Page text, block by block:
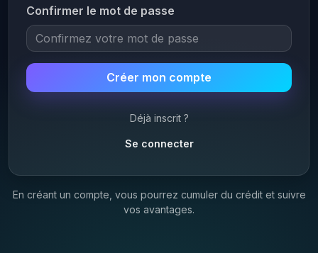
Confirmer le mot de passe
Créer mon compte
Déjà inscrit ?
Se connecter
En créant un compte, vous pourrez cumuler du crédit et suivre
vos avantages.